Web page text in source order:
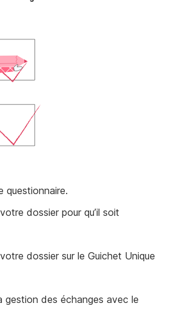
questionnaire.
dossier pour qu’il soit
dossier sur le Guichet Unique
gestion des échanges avec le